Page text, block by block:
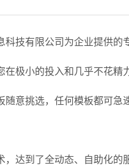
技有限公司为企业提供的
在极小的投入和几乎不花
随意挑选，任何模板都可急
，达到了全动态、自助化